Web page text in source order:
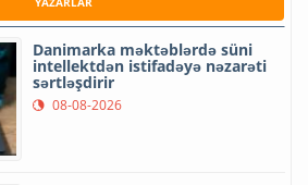
Danimarka məktəblərdə süni
intellektdən istifadəyə nəzarəti
sərtləşdirir
08-08-2026